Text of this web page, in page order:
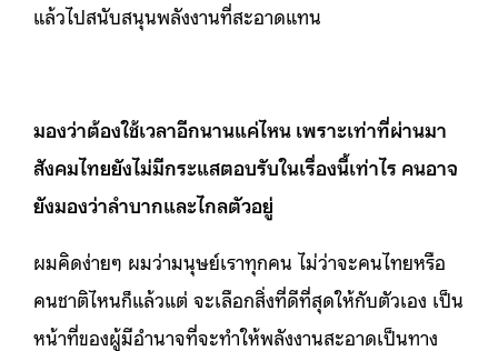
แล้วไปสนับสนุนพลังงานที่สะอาดแทน
มองว่าต้องใช้เวลาอีกนานแค่ไหน เพราะเท่าที่ผ่านมา
สังคมไทยยังไม่มีกระแสตอบรับในเรื่องนี้เท่าไร คนอาจ
ยังมองว่าลำบากและไกลตัวอยู่
ผมคิดง่ายๆ ผมว่ามนุษย์เราทุกคน ไม่ว่าจะคนไทยหรือ
คนชาติไหนก็แล้วแต่ จะเลือกสิ่งที่ดีที่สุดให้กับตัวเอง เป็น
หน้าที่ของผู้มีอำนาจที่จะทำให้พลังงานสะอาดเป็นทาง